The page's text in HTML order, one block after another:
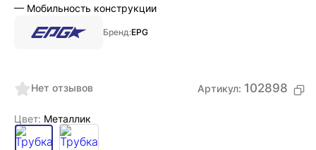
Нет отзывов Артикул: 102898
Цвет: Металлик
— Мобильность конструкции
Бренд:EPG